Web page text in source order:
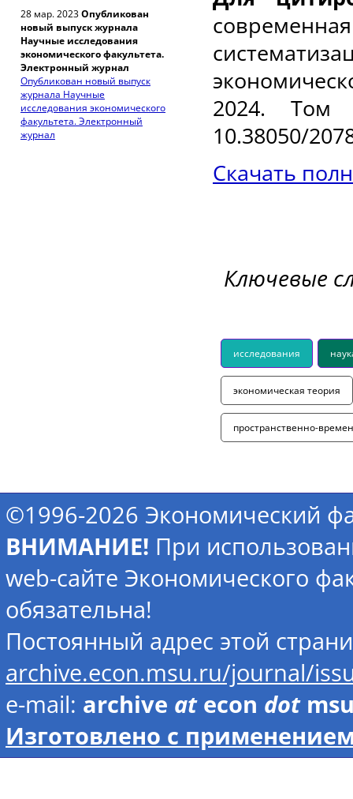
28 мар. 2023Опубликован
новый выпуск журнала
Научные исследования
экономического факультета.
Электронный журнал
Опубликован новый выпуск
журнала Научные
исследования экономического
факультета. Электронный
журнал
2024.
10.38050/
Скачать
Ключевые
исследования
экономическая теория
пространственно-
©1996-2026 Экономический
ВНИМАНИЕ! При
web-сайте Экономического
обязательна!
Постоянный адрес этой
archive.econ.msu.ru/journal/
e-mail: archive atecon dot
Изготовлено с